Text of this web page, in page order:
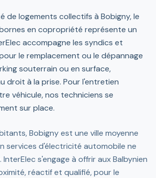
de logements collectifs à Bobigny, le
en copropriété représente un
accompagne les syndics et
le remplacement ou le dépannage
souterrain ou en surface,
droit à la prise. Pour l'entretien
véhicule, nos techniciens se
sur place.
Bobigny est une ville moyenne
services d'électricité automobile ne
s'engage à offrir aux Balbynien
réactif et qualifié, pour le